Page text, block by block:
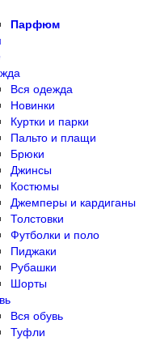
Парфюм
Вся одежда
Новинки
Куртки и парки
Пальто и плащи
Брюки
Джинсы
Костюмы
Джемперы и кардиганы
Толстовки
Футболки и поло
Пиджаки
Рубашки
Шорты
Вся обувь
Туфли